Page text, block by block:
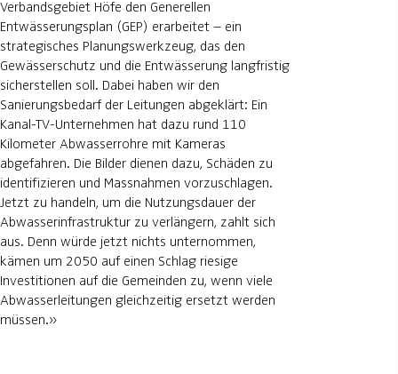
Verbandsgebiet Höfe den Generellen
Entwässerungsplan (GEP) erarbeitet – ein
strategisches Planungswerkzeug, das den
Gewässerschutz und die Entwässerung langfristig
sicherstellen soll. Dabei haben wir den
Sanierungsbedarf der Leitungen abgeklärt: Ein
Kanal-TV-Unternehmen hat dazu rund 110
Kilometer Abwasserrohre mit Kameras
abgefahren. Die Bilder dienen dazu, Schäden zu
identifizieren und Massnahmen vorzuschlagen.
Jetzt zu handeln, um die Nutzungsdauer der
Abwasserinfrastruktur zu verlängern, zahlt sich
aus. Denn würde jetzt nichts unternommen,
kämen um 2050 auf einen Schlag riesige
Investitionen auf die Gemeinden zu, wenn viele
Abwasserleitungen gleichzeitig ersetzt werden
müssen.»